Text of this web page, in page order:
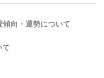
向・運勢について
て